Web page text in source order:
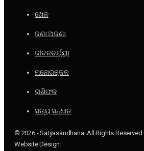
ଖେଳ
ଜଣା ଅଜଣା
ଜୀବନଚର୍ଯ୍ୟା
ମନୋରଞ୍ଜନ
ରାଶିଫଳ
ସତ୍ୟ ସନ୍ଧାନ
© 2026 - Satyasandhana. All Rights Reserved.
Website Design: